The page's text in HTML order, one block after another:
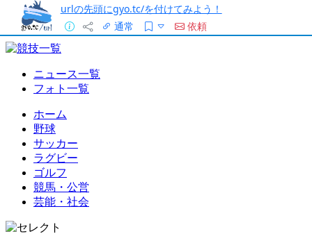
urlの先頭にgyo.tc/を付けてみよう！
通常
依頼